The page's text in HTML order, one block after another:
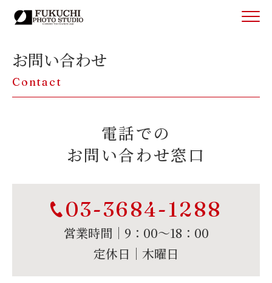
お問い合わせ
Contact
電話での
お問い合わせ窓口
03-3684-1288
営業時間｜9：00〜18：00
定休日｜木曜日